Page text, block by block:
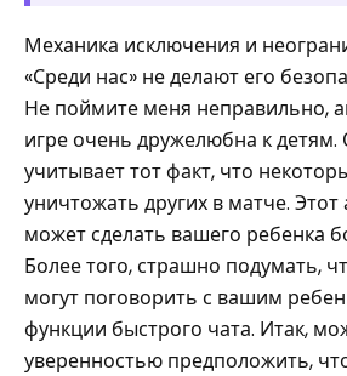
Механика исключения и
«Среди нас» не делают его
Не поймите меня неправильно,
игре очень дружелюбна к детям.
учитывает тот факт, что
уничтожать других в матче. Этот
может сделать вашего ребенка
Более того, страшно подумать,
могут поговорить с вашим
функции быстрого чата. Итак,
уверенностью предположить,